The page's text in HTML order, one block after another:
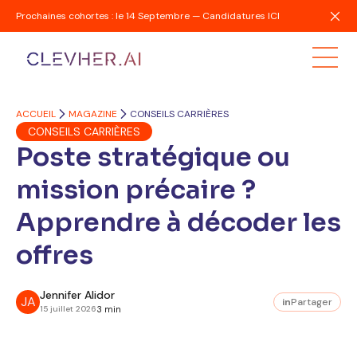
Prochaines cohortes : le 14 Septembre — Candidatures ICI
ACCUEIL MAGAZINE CONSEILS CARRIÈRES
CONSEILS CARRIÈRES
Poste stratégique ou
mission précaire ?
Apprendre à décoder les
offres
JA Jennifer Alidor
15 juillet 20263 min
inPartager